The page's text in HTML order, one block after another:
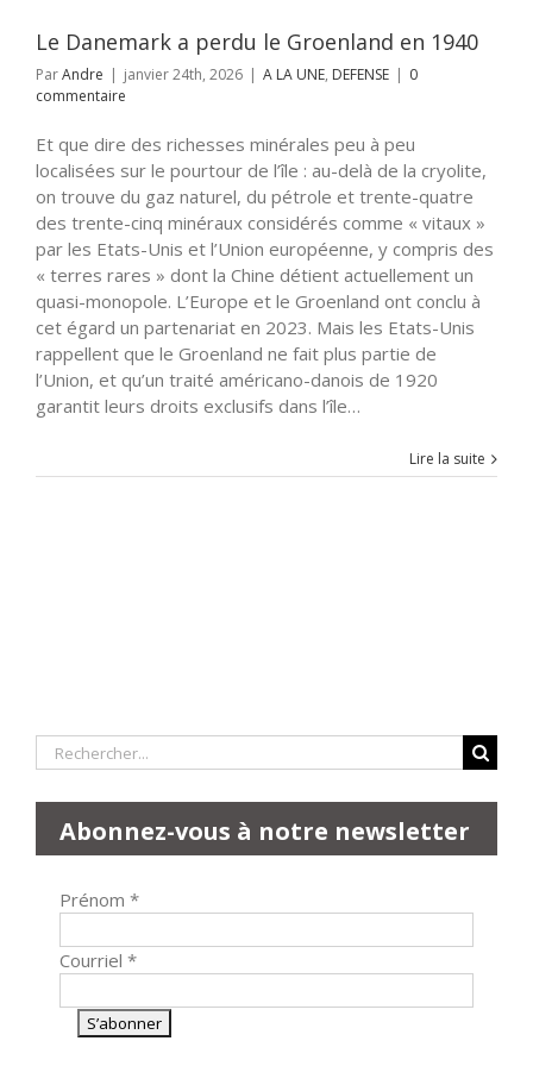
Le Danemark a perdu le Groenland en 1940
ParAndre | janvier 24th, 2026 | A LA UNE, DEFENSE | 0
commentaire
Et que dire des richesses minérales peu à peu
localisées sur le pourtour de l’île : au-delà de la cryolite,
on trouve du gaz naturel, du pétrole et trente-quatre
des trente-cinq minéraux considérés comme « vitaux »
par les Etats-Unis et l’Union européenne, y compris des
« terres rares » dont la Chine détient actuellement un
quasi-monopole. L’Europe et le Groenland ont conclu à
cet égard un partenariat en 2023. Mais les Etats-Unis
rappellent que le Groenland ne fait plus partie de
l’Union, et qu’un traité américano-danois de 1920
garantit leurs droits exclusifs dans l’île…
Lire la suite
Rechercher:
Abonnez-vous à notre newsletter
Prénom *
Courriel *